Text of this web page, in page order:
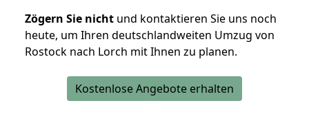
Zögern Sie nicht und kontaktieren Sie uns noch
heute, um Ihren deutschlandweiten Umzug von
Rostock nach Lorch mit Ihnen zu planen.
Kostenlose Angebote erhalten